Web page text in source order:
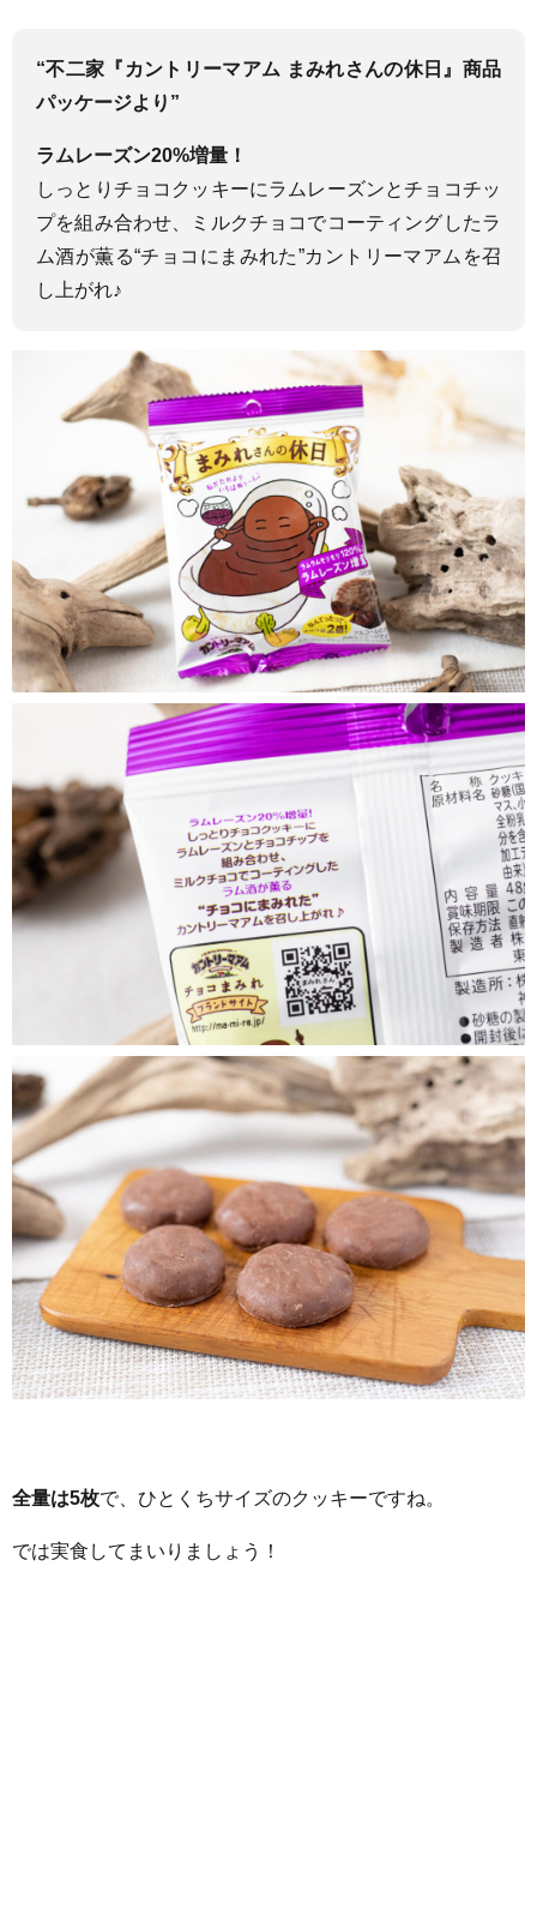
“不二家『カントリーマアム まみれさんの休日』商品
パッケージより”
ラムレーズン20%増量！
しっとりチョコクッキーにラムレーズンとチョコチッ
プを組み合わせ、ミルクチョコでコーティングしたラ
ム酒が薫る“チョコにまみれた”カントリーマアムを召
し上がれ♪
全量は5枚で、ひとくちサイズのクッキーですね。
では実食してまいりましょう！